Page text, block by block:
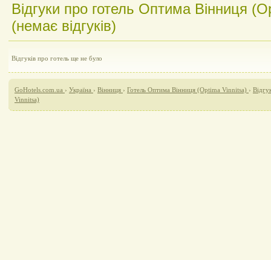
Відгуки про готель Оптима Вінниця
(немає відгуків)
Відгуків про готель ще не було
GoHotels.com.ua › Україна › Вінниця › Готель Оптима Вінниця (Optima Vinnitsa) ›
Vinnitsa)